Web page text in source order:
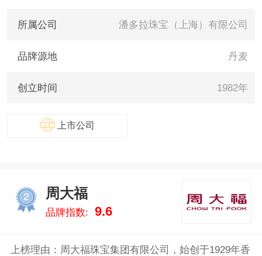
所属公司 潘多拉珠宝（上海）有限公司
品牌源地 丹麦
创立时间 1982年
上市公司
2
周大福
品牌指数: 9.6
上榜理由：周大福珠宝集团有限公司，始创于1929年香